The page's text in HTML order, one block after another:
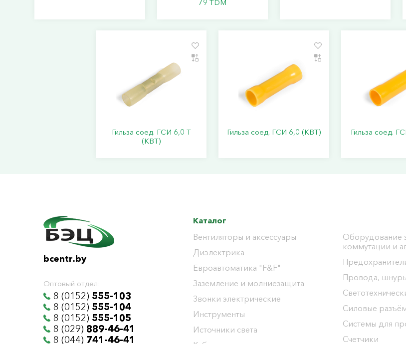
79 TDM
Гильза соед. ГСИ 6,0 Т
(КВТ)
Гильза соед. ГСИ 6,0 (КВТ) Гильза соед.
bcentr.by
Оптовый отдел:
8 (0152) 555-103
8 (0152) 555-104
8 (0152) 555-105
8 (029) 889-46-41
8 (044) 741-46-41
Каталог
Вентиляторы и аксессуары
Диэлектрика
Евроавтоматика "F&F"
Заземление и молниезащита
Звонки электрические
Инструменты
Источники света
Оборудование
коммутации и
Провода,
Силовые
Системы для
Счетчики